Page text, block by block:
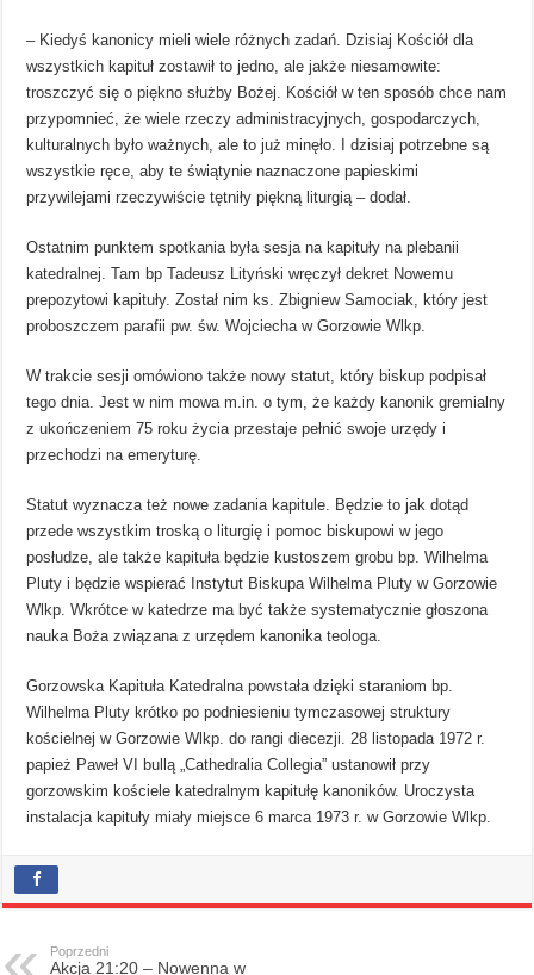
– Kiedyś kanonicy mieli wiele różnych zadań. Dzisiaj Kościół dla
wszystkich kapituł zostawił to jedno, ale jakże niesamowite:
troszczyć się o piękno służby Bożej. Kościół w ten sposób chce nam
przypomnieć, że wiele rzeczy administracyjnych, gospodarczych,
kulturalnych było ważnych, ale to już minęło. I dzisiaj potrzebne są
wszystkie ręce, aby te świątynie naznaczone papieskimi
przywilejami rzeczywiście tętniły piękną liturgią – dodał.
Ostatnim punktem spotkania była sesja na kapituły na plebanii
katedralnej. Tam bp Tadeusz Lityński wręczył dekret Nowemu
prepozytowi kapituły. Został nim ks. Zbigniew Samociak, który jest
proboszczem parafii pw. św. Wojciecha w Gorzowie Wlkp.
W trakcie sesji omówiono także nowy statut, który biskup podpisał
tego dnia. Jest w nim mowa m.in. o tym, że każdy kanonik gremialny
z ukończeniem 75 roku życia przestaje pełnić swoje urzędy i
przechodzi na emeryturę.
Statut wyznacza też nowe zadania kapitule. Będzie to jak dotąd
przede wszystkim troską o liturgię i pomoc biskupowi w jego
posłudze, ale także kapituła będzie kustoszem grobu bp. Wilhelma
Pluty i będzie wspierać Instytut Biskupa Wilhelma Pluty w Gorzowie
Wlkp. Wkrótce w katedrze ma być także systematycznie głoszona
nauka Boża związana z urzędem kanonika teologa.
Gorzowska Kapituła Katedralna powstała dzięki staraniom bp.
Wilhelma Pluty krótko po podniesieniu tymczasowej struktury
kościelnej w Gorzowie Wlkp. do rangi diecezji. 28 listopada 1972 r.
papież Paweł VI bullą „Cathedralia Collegia” ustanowił przy
gorzowskim kościele katedralnym kapitułę kanoników. Uroczysta
instalacja kapituły miały miejsce 6 marca 1973 r. w Gorzowie Wlkp.
Poprzedni
Akcja 21:20 – Nowenna w